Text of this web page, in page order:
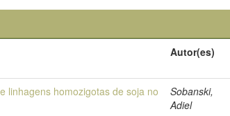
Autor(es)
linhagens homozigotas de soja no
Sobanski,
Adiel